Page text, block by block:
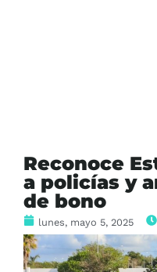
Reconoce
a policías y
de bono
lunes, mayo 5, 2025